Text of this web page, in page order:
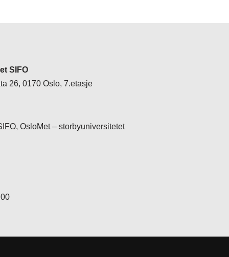
SIFO
26, 0170 Oslo, 7.etasje
OsloMet – storbyuniversitetet